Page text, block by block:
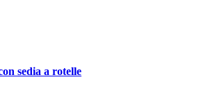
sedia a rotelle